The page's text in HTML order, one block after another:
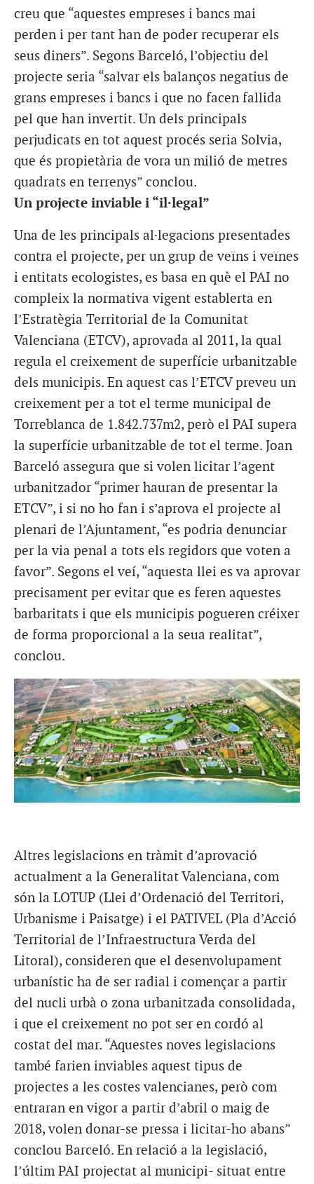
creu que “aquestes empreses i bancs mai
perden i per tant han de poder recuperar els
seus diners”. Segons Barceló, l’objectiu del
projecte seria “salvar els balanços negatius de
grans empreses i bancs i que no facen fallida
pel que han invertit. Un dels principals
perjudicats en tot aquest procés seria Solvia,
que és propietària de vora un milió de metres
quadrats en terrenys” conclou.
Un projecte inviable i “il·legal”
Una de les principals al·legacions presentades
contra el projecte, per un grup de veïns i veïnes
i entitats ecologistes, es basa en què el PAI no
compleix la normativa vigent establerta en
l’Estratègia Territorial de la Comunitat
Valenciana (ETCV), aprovada al 2011, la qual
regula el creixement de superfície urbanitzable
dels municipis. En aquest cas l’ETCV preveu un
creixement per a tot el terme municipal de
Torreblanca de 1.842.737m2, però el PAI supera
la superfície urbanitzable de tot el terme. Joan
Barceló assegura que si volen licitar l’agent
urbanitzador “primer hauran de presentar la
ETCV”, i si no ho fan i s’aprova el projecte al
plenari de l’Ajuntament, “es podria denunciar
per la via penal a tots els regidors que voten a
favor”. Segons el veí, “aquesta llei es va aprovar
precisament per evitar que es feren aquestes
barbaritats i que els municipis pogueren créixer
de forma proporcional a la seua realitat”,
conclou.
Altres legislacions en tràmit d’aprovació
actualment a la Generalitat Valenciana, com
són la LOTUP (Llei d’Ordenació del Territori,
Urbanisme i Paisatge) i el PATIVEL (Pla d’Acció
Territorial de l’Infraestructura Verda del
Litoral), consideren que el desenvolupament
urbanístic ha de ser radial i començar a partir
del nucli urbà o zona urbanitzada consolidada,
i que el creixement no pot ser en cordó al
costat del mar. “Aquestes noves legislacions
també farien inviables aquest tipus de
projectes a les costes valencianes, però com
entraran en vigor a partir d’abril o maig de
2018, volen donar-se pressa i licitar-ho abans”
conclou Barceló. En relació a la legislació,
l’últim PAI projectat al municipi- situat entre